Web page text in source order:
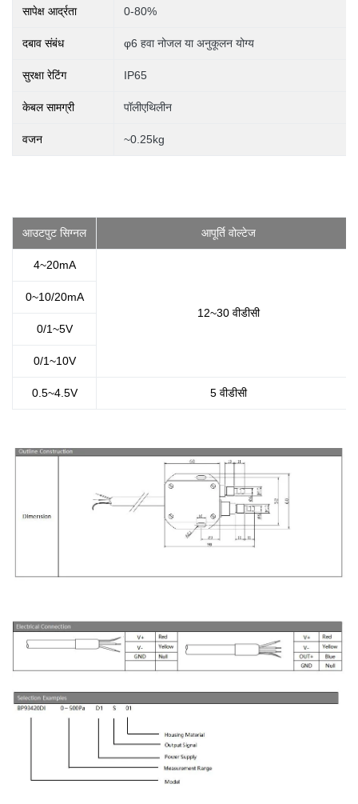
सापेक्ष आर्द्रता 0-80%
दबाव संबंध φ6 हवा नोजल या अनुकूलन योग्य
सुरक्षा रेटिंग IP65
केबल सामग्री पॉलीएथिलीन
वजन ~0.25kg
आउटपुट सिग्नल आपूर्ति वोल्टेज
4~20mA
12~30 वीडीसी
0~10/20mA
0/1~5V
0/1~10V
0.5~4.5V 5 वीडीसी